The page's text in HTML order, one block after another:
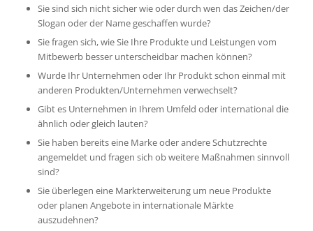
Sie sind sich nicht sicher wie oder durch wen das Zeichen/der
Slogan oder der Name geschaffen wurde?
Sie fragen sich, wie Sie Ihre Produkte und Leistungen vom
Mitbewerb besser unterscheidbar machen können?
Wurde Ihr Unternehmen oder Ihr Produkt schon einmal mit
anderen Produkten/Unternehmen verwechselt?
Gibt es Unternehmen in Ihrem Umfeld oder international die
ähnlich oder gleich lauten?
Sie haben bereits eine Marke oder andere Schutzrechte
angemeldet und fragen sich ob weitere Maßnahmen sinnvoll
sind?
Sie überlegen eine Markterweiterung um neue Produkte
oder planen Angebote in internationale Märkte
auszudehnen?